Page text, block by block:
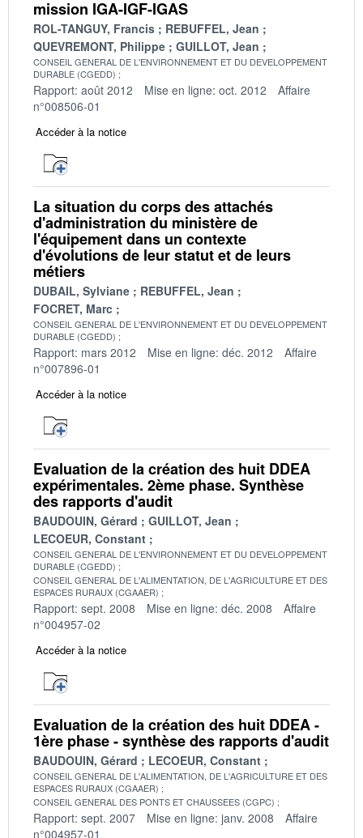
mission IGA-IGF-IGAS
ROL-TANGUY, Francis
REBUFFEL, Jean
QUEVREMONT, Philippe
GUILLOT, Jean
CONSEIL GENERAL DE L'ENVIRONNEMENT ET DU DEVELOPPEMENT
DURABLE (CGEDD)
Rapport: août 2012 Mise en ligne: oct. 2012
Affaire
n°008506-01
Accéder à la notice
La situation du corps des attachés
d'administration du ministère de
l'équipement dans un contexte
d'évolutions de leur statut et de leurs
métiers
DUBAIL, Sylviane
REBUFFEL, Jean
FOCRET, Marc
CONSEIL GENERAL DE L'ENVIRONNEMENT ET DU DEVELOPPEMENT
DURABLE (CGEDD)
Rapport: mars 2012 Mise en ligne: déc. 2012
Affaire
n°007896-01
Accéder à la notice
Evaluation de la création des huit DDEA
expérimentales. 2ème phase. Synthèse
des rapports d'audit
BAUDOUIN, Gérard
GUILLOT, Jean
LECOEUR, Constant
CONSEIL GENERAL DE L'ENVIRONNEMENT ET DU DEVELOPPEMENT
DURABLE (CGEDD)
CONSEIL GENERAL DE L'ALIMENTATION, DE L'AGRICULTURE ET DES
ESPACES RURAUX (CGAAER)
Rapport: sept. 2008 Mise en ligne: déc. 2008
Affaire
n°004957-02
Accéder à la notice
Evaluation de la création des huit DDEA -
1ère phase - synthèse des rapports d'audit
BAUDOUIN, Gérard LECOEUR, Constant
CONSEIL GENERAL DE L'ALIMENTATION, DE L'AGRICULTURE ET DES
ESPACES RURAUX (CGAAER)
CONSEIL GENERAL DES PONTS ET CHAUSSEES (CGPC)
Rapport: sept. 2007 Mise en ligne: janv. 2008
Affaire
n°004957-01